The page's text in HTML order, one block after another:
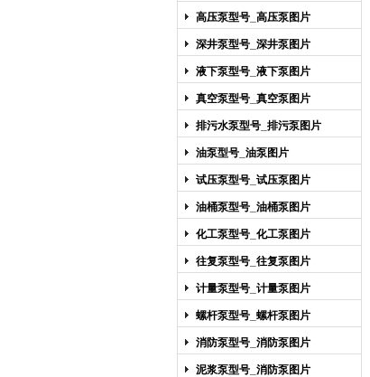
高压泵型号_高压泵图片
深井泵型号_深井泵图片
液下泵型号_液下泵图片
真空泵型号_真空泵图片
排污水泵型号_排污泵图片
油泵型号_油泵图片
试压泵型号_试压泵图片
油桶泵型号_油桶泵图片
化工泵型号_化工泵图片
往复泵型号_往复泵图片
计量泵型号_计量泵图片
螺杆泵型号_螺杆泵图片
消防泵型号_消防泵图片
泥浆泵型号_消防泵图片